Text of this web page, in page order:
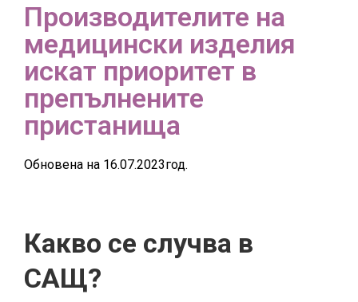
Производителите на
медицински изделия
искат приоритет в
препълнените
пристанища
Обновена на 16.07.2023год.
Какво се случва в
САЩ?